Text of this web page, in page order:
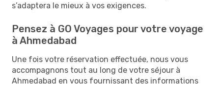
s’adaptera le mieux à vos exigences.
Pensez à GO Voyages pour votre voyage
à Ahmedabad
Une fois votre réservation effectuée, nous vous
accompagnons tout au long de votre séjour à
Ahmedabad en vous fournissant des informations